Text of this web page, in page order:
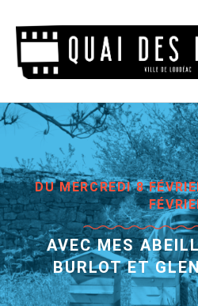
DU MERCREDI 8
AVEC MES
BURLOT ET